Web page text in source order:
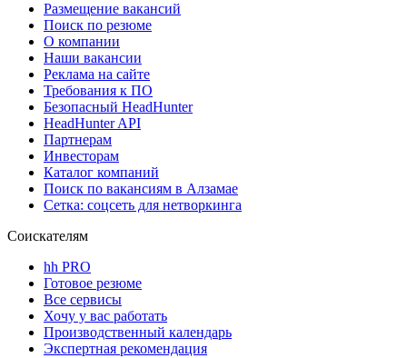
Размещение вакансий
Поиск по резюме
О компании
Наши вакансии
Реклама на сайте
Требования к ПО
Безопасный HeadHunter
HeadHunter API
Партнерам
Инвесторам
Каталог компаний
Поиск по вакансиям в Алзамае
Сетка: соцсеть для нетворкинга
Соискателям
hh PRO
Готовое резюме
Все сервисы
Хочу у вас работать
Производственный календарь
Экспертная рекомендация